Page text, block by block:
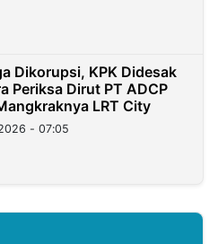
Dikorupsi, KPK Didesak
Periksa Dirut PT ADCP
LRT City
- 07:05